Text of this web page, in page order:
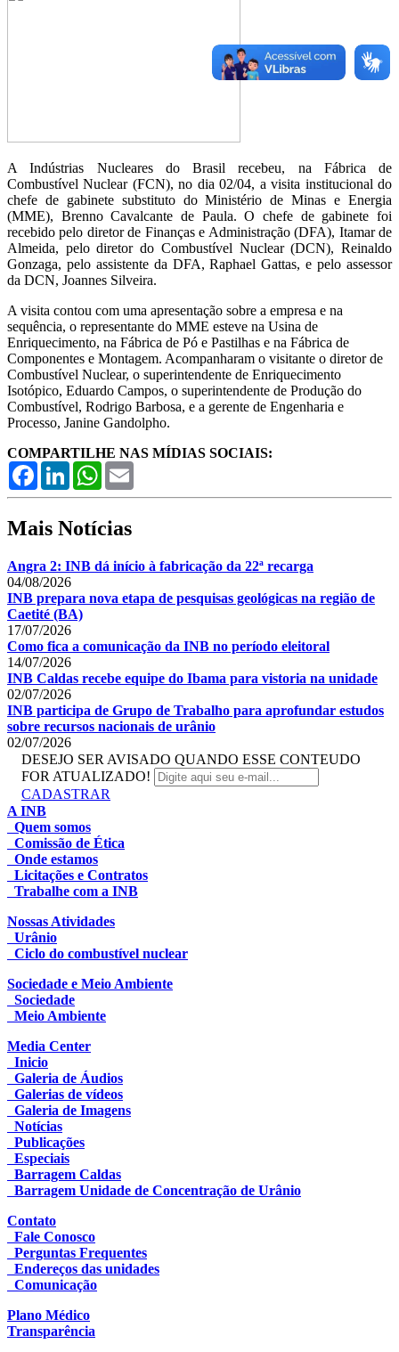
A Indústrias Nucleares do Brasil recebeu, na Fábrica de
Combustível Nuclear (FCN), no dia 02/04, a visita institucional do
chefe de gabinete substituto do Ministério de Minas e Energia
(MME), Brenno Cavalcante de Paula. O chefe de gabinete foi
recebido pelo diretor de Finanças e Administração (DFA), Itamar de
Almeida, pelo diretor do Combustível Nuclear (DCN), Reinaldo
Gonzaga, pelo assistente da DFA, Raphael Gattas, e pelo assessor
da DCN, Joannes Silveira.
A visita contou com uma apresentação sobre a empresa e na
sequência, o representante do MME esteve na Usina de
Enriquecimento, na Fábrica de Pó e Pastilhas e na Fábrica de
Componentes e Montagem. Acompanharam o visitante o diretor de
Combustível Nuclear, o superintendente de Enriquecimento
Isotópico, Eduardo Campos, o superintendente de Produção do
Combustível, Rodrigo Barbosa, e a gerente de Engenharia e
Processo, Janine Gandolpho.
COMPARTILHE NAS MÍDIAS SOCIAIS:
FacebookLinkedInWhatsApp
Mais Notícias
Angra 2: INB dá início à fabricação da 22ª recarga
04/08/2026
INB prepara nova etapa de pesquisas geológicas na região de
Caetité (BA)
17/07/2026
Como fica a comunicação da INB no período eleitoral
14/07/2026
INB Caldas recebe equipe do Ibama para vistoria na unidade
02/07/2026
INB participa de Grupo de Trabalho para aprofundar estudos
sobre recursos nacionais de urânio
02/07/2026
DESEJO SER AVISADO QUANDO ESSE CONTEUDO
FOR ATUALIZADO!
CADASTRAR
A INB
Quem somos
Comissão de Ética
Onde estamos
Licitações e Contratos
Trabalhe com a INB
Nossas Atividades
Urânio
Ciclo do combustível nuclear
Sociedade e Meio Ambiente
Sociedade
Meio Ambiente
Media Center
Inicio
Galeria de Áudios
Galerias de vídeos
Galeria de Imagens
Notícias
Publicações
Especiais
Barragem Caldas
Barragem Unidade de Concentração de Urânio
Contato
Fale Conosco
Perguntas Frequentes
Endereços das unidades
Comunicação
Plano Médico
Transparência